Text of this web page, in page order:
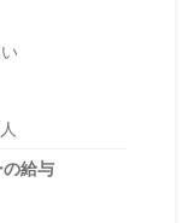
給与